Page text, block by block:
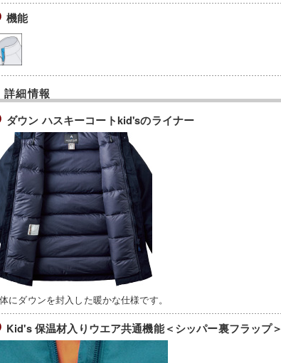
機能
詳細情報
ダウン ハスキーコートkid'sのライナー
にダウンを封入した暖かな仕様です。
Kid's 保温材入りウエア共通機能＜シッパー裏フラップ＞